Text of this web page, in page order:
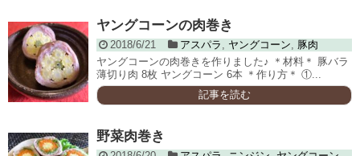
ヤングコーンの肉巻き
2018/6/21 アスパラ , ヤングコーン, 豚肉
ヤングコーンの肉巻きを作りました♪ ＊材料＊ 豚バラ
薄切り肉 8枚 ヤングコーン 6本 ＊作り方＊ ①...
記事を読む
野菜肉巻き